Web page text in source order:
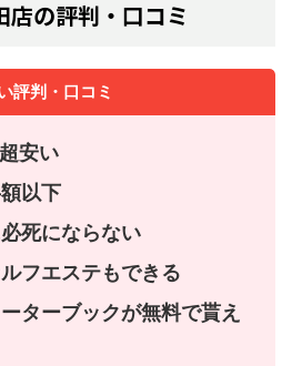
店の評判・口コミ
評判・口コミ
安い
以下
死にならない
フエステもできる
ターブックが無料で貰え